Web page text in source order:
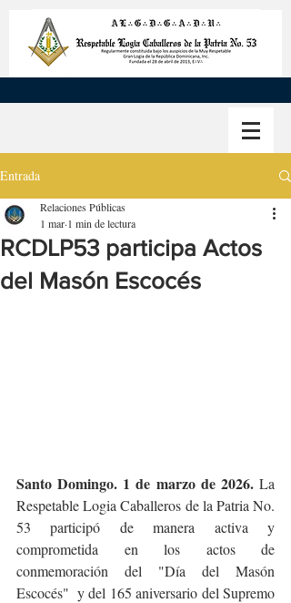
Entrada
RCDLP53 participa Actos
del Masón Escocés
Relaciones Públicas
1 mar 1 min de lectura
Santo Domingo. 1 de marzo de 2026. La
Respetable Logia Caballeros de la Patria No.
53 participó de manera activa y
comprometida en los actos de
conmemoración del "Día del Masón
Escocés"  y del 165 aniversario del Supremo